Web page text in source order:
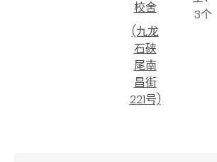
校舍
(九龙
石硖
尾南
昌街
221号)
3个